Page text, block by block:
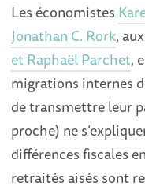
Les économistes
Jonathan C. Rork,
et Raphaël Parchet,
migrations internes
de transmettre leur
proche) ne
différences fiscales
retraités aisés sont